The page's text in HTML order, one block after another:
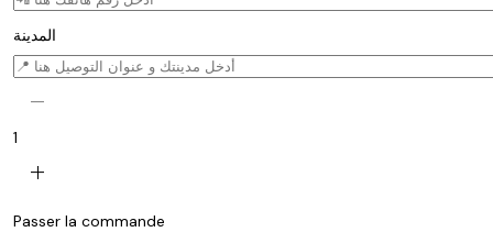
المدينة
remove
1
add
Passer la commande